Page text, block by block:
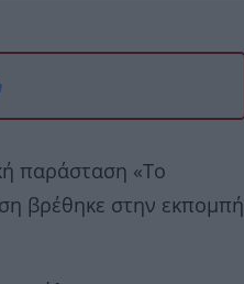
παράσταση «Το
βρέθηκε στην εκπομπή